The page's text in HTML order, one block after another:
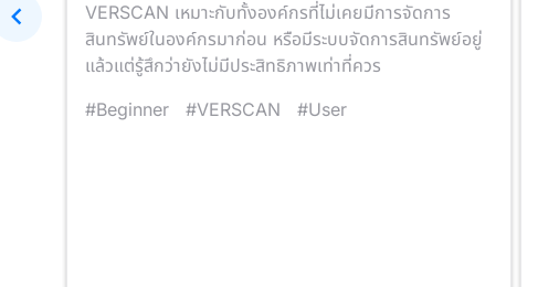
VERSCAN เหมาะกับทั้งองค์กรที่ไม่เคยมีการจัดการ
สินทรัพย์ในองค์กรมาก่อน หรือมีระบบจัดการสินทรัพย์อยู่
แล้วแต่รู้สึกว่ายังไม่มีประสิทธิภาพเท่าที่ควร
#Beginner #VERSCAN #User